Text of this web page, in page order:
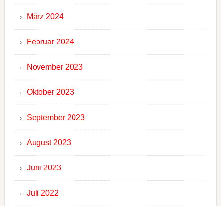
März 2024
Februar 2024
November 2023
Oktober 2023
September 2023
August 2023
Juni 2023
Juli 2022